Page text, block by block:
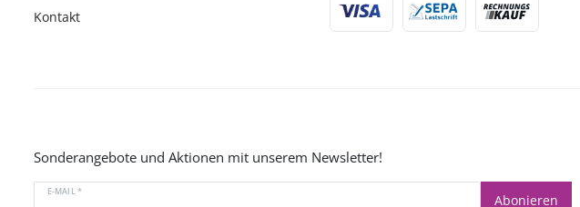
Kontakt
Sonderangebote und Aktionen mit unserem Newsletter!
E-MAIL *
Abonieren